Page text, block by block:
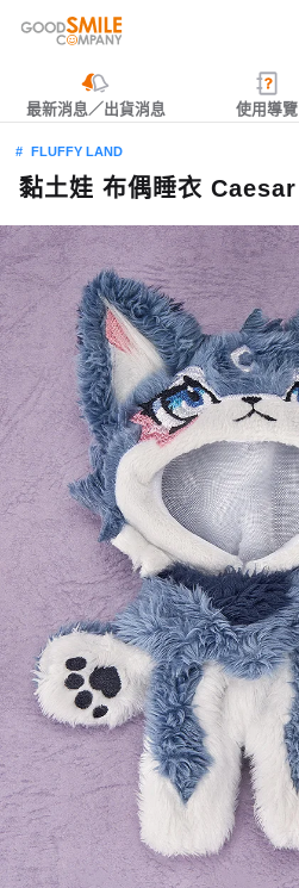
最新消息／出貨消息 使用導覽
FLUFFY LAND
黏土娃 布偶睡衣 Caesar